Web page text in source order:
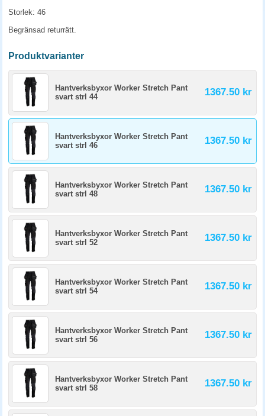
Storlek: 46
Begränsad returrätt.
Produktvarianter
Hantverksbyxor Worker Stretch Pant
svart strl 44
1367.50 kr
Hantverksbyxor Worker Stretch Pant
svart strl 46
1367.50 kr
Hantverksbyxor Worker Stretch Pant
svart strl 48
1367.50 kr
Hantverksbyxor Worker Stretch Pant
svart strl 52
1367.50 kr
Hantverksbyxor Worker Stretch Pant
svart strl 54
1367.50 kr
Hantverksbyxor Worker Stretch Pant
svart strl 56
1367.50 kr
Hantverksbyxor Worker Stretch Pant
svart strl 58
1367.50 kr